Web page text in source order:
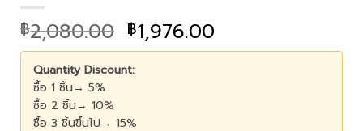
฿2,080.00 ฿1,976.00
Quantity Discount:
ซื้อ 1 ชิ้น→ 5%
ซื้อ 2 ชิ้น→ 10%
ซื้อ 3 ชิ้นขึ้นไป→ 15%